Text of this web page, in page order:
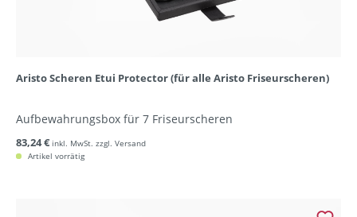
Aristo Scheren Etui Protector (für alle Aristo Friseurscheren)
Aufbewahrungsbox für 7 Friseurscheren
83,24 € inkl. MwSt. zzgl. Versand
Artikel vorrätig